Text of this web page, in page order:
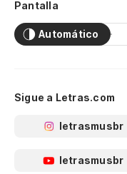
Pantalla
Automático
Sigue a Letras.com
letrasmusbr
letrasmusbr